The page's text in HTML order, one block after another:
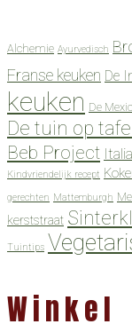
Alchemie Ayurvedisch
Franse keuken De
keuken De
De tuin op
Beb Project
Kindvriendelijk recept
gerechten Mattemburgh
kerststraat
Tuintips
Winkel